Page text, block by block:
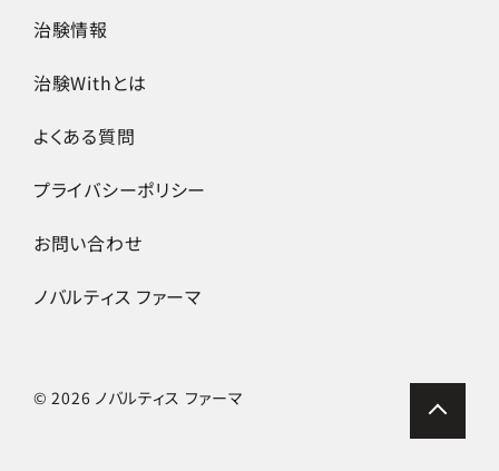
治験情報
治験Withとは
よくある質問
プライバシーポリシー
お問い合わせ
ノバルティス ファーマ
© 2026 ノバルティス ファーマ